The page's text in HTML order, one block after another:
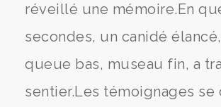
réveillé une mémoire.En
secondes, un canidé
queue bas, museau fin, a
sentier.Les témoignages se